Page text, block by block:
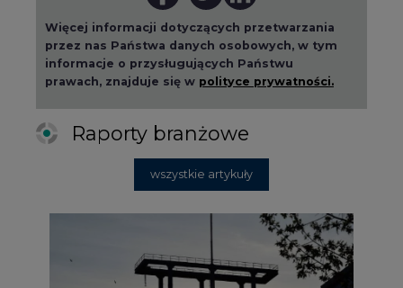
prawach, znajduje się w polityce prywatności.
Raporty branżowe